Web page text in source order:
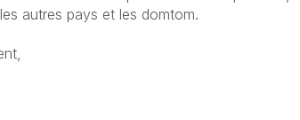
autres pays et les domtom.